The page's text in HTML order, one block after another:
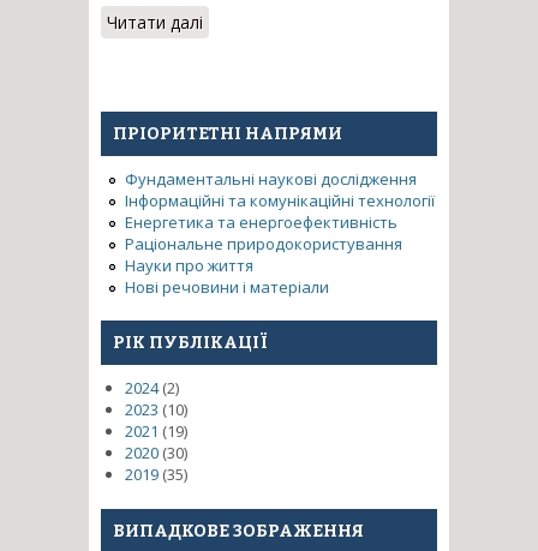
Читати далі
експертної системи
неструктурованих даних
ПРІОРИТЕТНІ НАПРЯМИ
Фундаментальні наукові дослідження
Інформаційні та комунікаційні технології
Енергетика та енергоефективність
Раціональне природокористування
Науки про життя
Нові речовини і матеріали
РІК ПУБЛІКАЦІЇ
2024(2)
2023 (10)
2021 (19)
2020 (30)
2019 (35)
ВИПАДКОВЕ ЗОБРАЖЕННЯ